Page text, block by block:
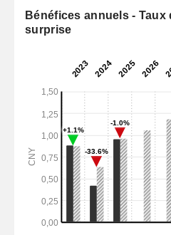
Bénéfices annuels - Taux
surprise